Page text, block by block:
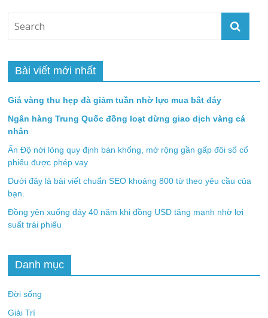
Bài viết mới nhất
Giá vàng thu hẹp đà giảm tuần nhờ lực mua bắt đáy
Ngân hàng Trung Quốc đồng loạt dừng giao dịch vàng cá
nhân
Ấn Độ nới lỏng quy định bán khống, mở rộng gần gấp đôi số cổ
phiếu được phép vay
Dưới đây là bài viết chuẩn SEO khoảng 800 từ theo yêu cầu của
bạn.
Đồng yên xuống đáy 40 năm khi đồng USD tăng mạnh nhờ lợi
suất trái phiếu
Danh mục
Đời sống
Giải Trí